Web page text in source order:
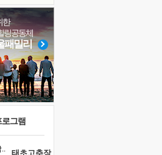
는 것
먼저
을 보며
아픈 아버지를 위한 공간 설계
극심한 변비, 어깨결림, 수면 장애
머니
유년 시절의 부산 영도 바다
#리더
#친구
서
#명상
기
한
링공동체
패밀리
그램
태초고추장